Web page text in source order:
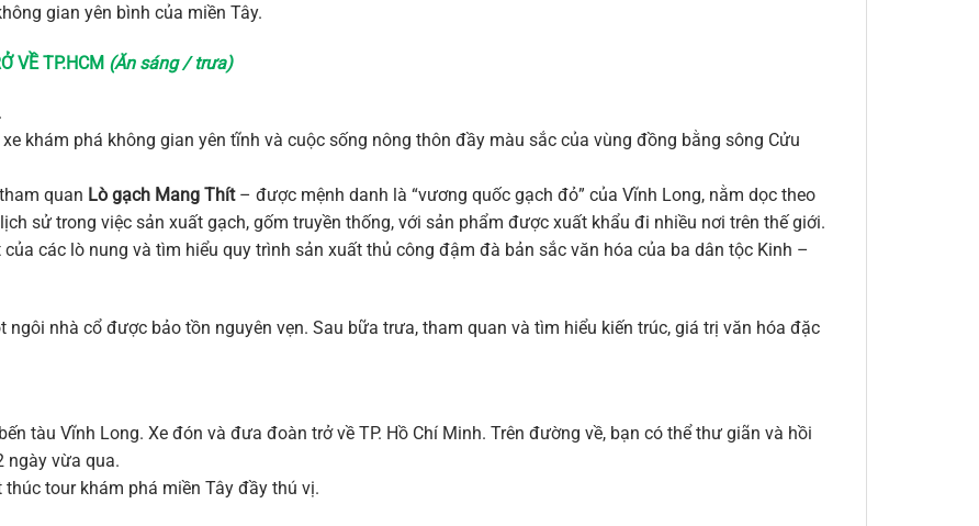
gian yên bình của miền Tây.
VỀ TP.HCM (Ăn sáng / trưa)
khám phá không gian yên tĩnh và cuộc sống nông thôn đầy màu sắc của vùng đồng bằng sông Cửu
quan Lò gạch Mang Thít– được mệnh danh là “vương quốc gạch đỏ” của Vĩnh Long, nằm dọc theo
sử trong việc sản xuất gạch, gốm truyền thống, với sản phẩm được xuất khẩu đi nhiều nơi trên thế giới.
các lò nung và tìm hiểu quy trình sản xuất thủ công đậm đà bản sắc văn hóa của ba dân tộc Kinh –
ngôi nhà cổ được bảo tồn nguyên vẹn. Sau bữa trưa, tham quan và tìm hiểu kiến trúc, giá trị văn hóa đặc
tàu Vĩnh Long. Xe đón và đưa đoàn trở về TP. Hồ Chí Minh. Trên đường về, bạn có thể thư giãn và hồi
ngày vừa qua.
thúc tour khám phá miền Tây đầy thú vị.